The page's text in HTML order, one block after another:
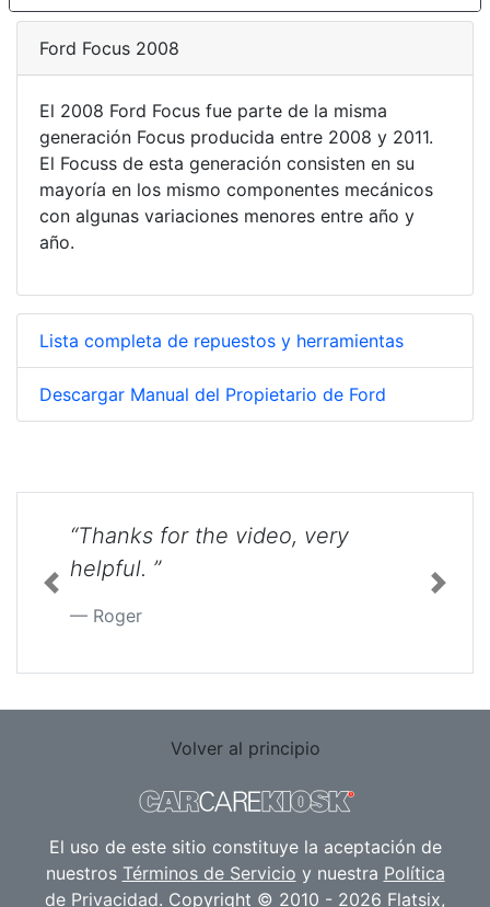
Ford Focus 2008
El 2008 Ford Focus fue parte de la misma
generación Focus producida entre 2008 y 2011.
El Focuss de esta generación consisten en su
mayoría en los mismo componentes mecánicos
con algunas variaciones menores entre año y
año.
Lista completa de repuestos y herramientas
Descargar Manual del Propietario de Ford
“Thanks for the video, very
helpful. ”
Roger
Previous Next
Volver al principio
El uso de este sitio constituye la aceptación de
nuestros Términos de Servicio y nuestra Política
de Privacidad. Copyright © 2010 - 2026 Flatsix,